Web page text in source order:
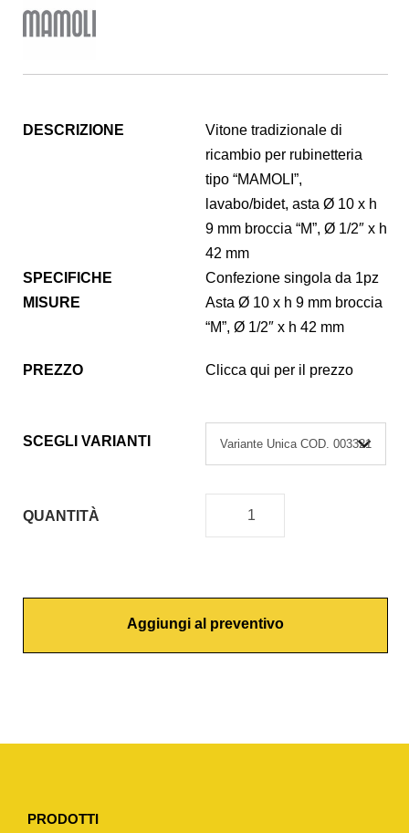
DESCRIZIONE
Vitone tradizionale di
ricambio per rubinetteria
tipo “MAMOLI”,
lavabo/bidet, asta Ø 10 x h
9 mm broccia “M”, Ø 1/2″ x h
42 mm
SPECIFICHE
Confezione singola da 1pz
MISURE
Asta Ø 10 x h 9 mm broccia
“M”, Ø 1/2″ x h 42 mm
PREZZO Clicca qui per il prezzo
SCEGLI VARIANTI
QUANTITÀ
V
O
E
D
Aggiungi al preventivo
PRODOTTI